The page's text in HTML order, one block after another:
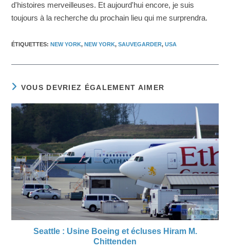
d'histoires merveilleuses. Et aujourd'hui encore, je suis
toujours à la recherche du prochain lieu qui me surprendra.
ÉTIQUETTES: NEW YORK, NEW YORK, SAUVEGARDER, USA
VOUS DEVRIEZ ÉGALEMENT AIMER
Seattle : Usine Boeing et écluses Hiram M.
Chittenden